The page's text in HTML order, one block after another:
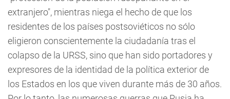
extranjero", mientras niega el hecho de que los
residentes de los países postsoviéticos no sólo
eligieron conscientemente la ciudadanía tras el
colapso de la URSS, sino que han sido portadores y
expresores de la identidad de la política exterior de
los Estados en los que viven durante más de 30 años.